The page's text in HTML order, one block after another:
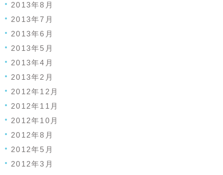
2013年8月
2013年7月
2013年6月
2013年5月
2013年4月
2013年2月
2012年12月
2012年11月
2012年10月
2012年8月
2012年5月
2012年3月